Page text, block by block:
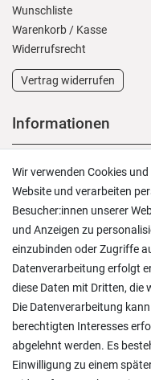
Wunschliste
Warenkorb / Kasse
Widerrufs­recht
Vertrag widerrufen
Informationen
Versand und Zahlung
Rücksendungen
Lieferung in die Schweiz
Pflegesymbole
Lagerverkauf
Ratgeber & News
Ein einfach toller
sogar mit
Wir verwenden Cookies
Website und verarbeiten
Besucher:innen unserer
und Anzeigen zu
einzubinden oder Zugriffe
Datenverarbeitung erfolgt
diese Daten mit Dritten, die
Die Datenverarbeitung
berechtigten Interesses
abgelehnt werden. Es
Einwilligung zu einem